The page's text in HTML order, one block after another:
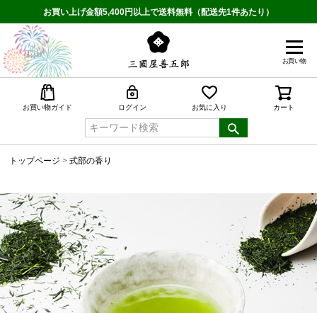
お買い上げ金額5,400円以上で送料無料（配送先1件あたり）
お買い物
お買い物ガイド ログイン お気に入り カート
トップページ 式部の香り